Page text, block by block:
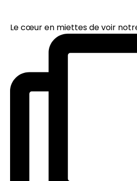
Le cœur en miettes de voir